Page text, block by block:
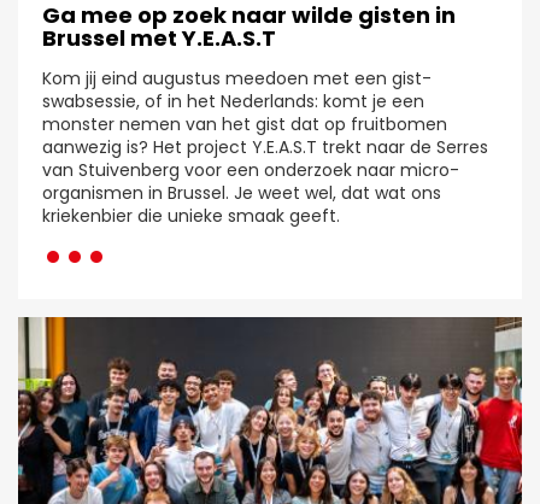
Ga mee op zoek naar wilde gisten in
Brussel met Y.E.A.S.T
Kom jij eind augustus meedoen met een gist-
swabsessie, of in het Nederlands: komt je een
monster nemen van het gist dat op fruitbomen
aanwezig is? Het project Y.E.A.S.T trekt naar de Serres
van Stuivenberg voor een onderzoek naar micro-
organismen in Brussel. Je weet wel, dat wat ons
kriekenbier die unieke smaak geeft.
···